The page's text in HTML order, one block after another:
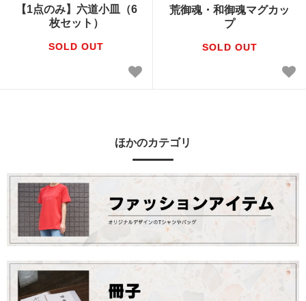
【1点のみ】六道小皿（6
枚セット）
SOLD OUT
荒御魂・和御魂マグカッ
プ
SOLD OUT
ほかのカテゴリ